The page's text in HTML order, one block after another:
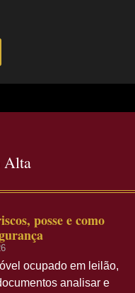
Alta
posse e como
ocupado em leilão,
analisar e